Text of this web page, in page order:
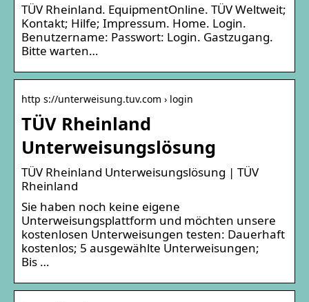
TÜV Rheinland. EquipmentOnline. TÜV Weltweit;
Kontakt; Hilfe; Impressum. Home. Login.
Benutzername: Passwort: Login. Gastzugang.
Bitte warten…
http s://unterweisung.tuv.com › login
TÜV Rheinland
Unterweisungslösung
TÜV Rheinland Unterweisungslösung | TÜV
Rheinland
Sie haben noch keine eigene
Unterweisungsplattform und möchten unsere
kostenlosen Unterweisungen testen: Dauerhaft
kostenlos; 5 ausgewählte Unterweisungen;
Bis …